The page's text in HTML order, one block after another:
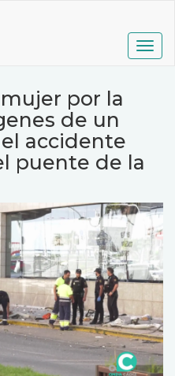
por la
de un
accidente
puente de la